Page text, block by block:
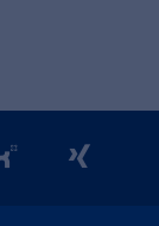
kununuxing